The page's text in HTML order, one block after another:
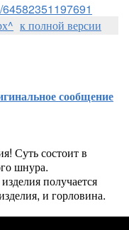
к полной версии
сообщение
Суть состоит в
шнура.
получается
и горловина.